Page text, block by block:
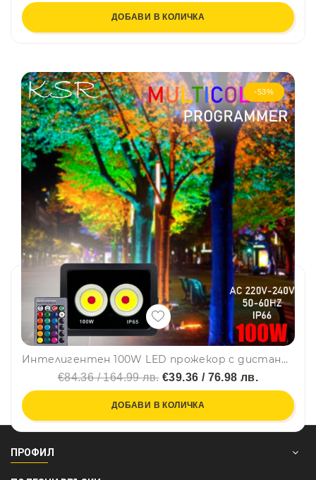
ДОБАВИ В КОЛИЧКА
-53%
Интелигентен 100W LED прожекор с дистанционно управление на светлините
€84.36 / 164.99 лв.€39.36 / 76.98 лв.
ДОБАВИ В КОЛИЧКА
ПРОФИЛ